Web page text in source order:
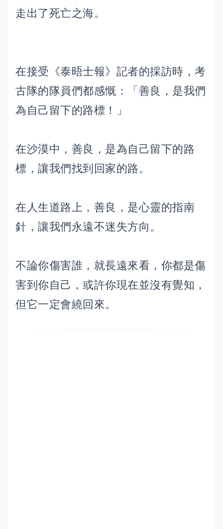
走出了死亡之海。
在接受《泰晤士報》記者的採訪時，考
古隊的隊員們都感慨：「善良，是我們
為自己留下的路標！」
在沙漠中，善良，是為自己留下的路
標，讓我們找到回家的路。
在人生道路上，善良，是心靈的指南
針，讓我們永遠不迷失方向。
不論你傷害誰，就長遠來看，你都是傷
害到你自己，或許你現在並沒有覺知，
但它一定會繞回來。